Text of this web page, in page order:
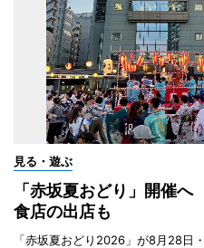
見る・遊ぶ
「赤坂夏おどり」開催
食店の出店も
「赤坂夏おどり2026」が8月28日